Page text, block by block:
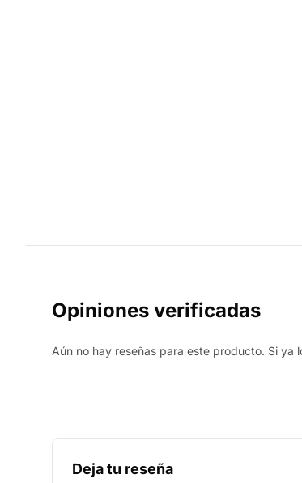
Opiniones verificadas
Aún no hay reseñas para este producto. Si ya
Deja tu reseña